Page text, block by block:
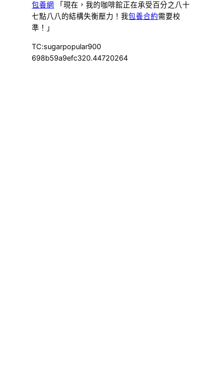
包養網
「現在，我的咖啡館正在承受百分之八十
七點八八的結構失衡壓力！我包養合約需要校
準！」
TC:sugarpopular900
698b59a9efc320.44720264